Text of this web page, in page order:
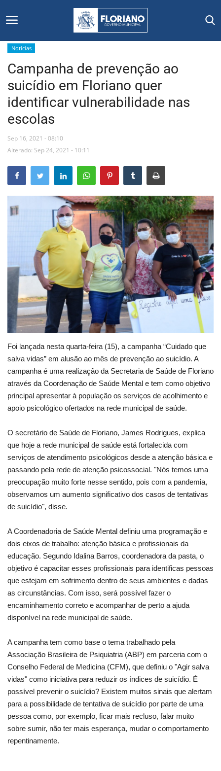
Início
Editais
Floriano
Secretarias e Órgãos
Mural de Licitações
Vídeos
Webmail
Contato
Notícias
Campanha de prevenção ao
suicídio em Floriano quer
identificar vulnerabilidade nas
escolas
Sep 16, 2021 - 08:10
Alterado: Sep 24, 2021 - 10:11
Foi lançada nesta quarta-feira (15), a campanha “Cuidado que
salva vidas” em alusão ao mês de prevenção ao suicídio. A
campanha é uma realização da Secretaria de Saúde de Floriano
através da Coordenação de Saúde Mental e tem como objetivo
principal apresentar à população os serviços de acolhimento e
apoio psicológico ofertados na rede municipal de saúde.
O secretário de Saúde de Floriano, James Rodrigues, explica
que hoje a rede municipal de saúde está fortalecida com
serviços de atendimento psicológicos desde a atenção básica e
passando pela rede de atenção psicossocial. "Nós temos uma
preocupação muito forte nesse sentido, pois com a pandemia,
observamos um aumento significativo dos casos de tentativas
de suicídio", disse.
A Coordenadoria de Saúde Mental definiu uma programação e
dois eixos de trabalho: atenção básica e profissionais da
educação. Segundo Idalina Barros, coordenadora da pasta, o
objetivo é capacitar esses profissionais para identificas pessoas
que estejam em sofrimento dentro de seus ambientes e dadas
as circunstâncias. Com isso, será possível fazer o
encaminhamento correto e acompanhar de perto a ajuda
disponível na rede municipal de saúde.
A campanha tem como base o tema trabalhado pela
Associação Brasileira de Psiquiatria (ABP) em parceria com o
Conselho Federal de Medicina (CFM), que definiu o "Agir salva
vidas" como iniciativa para reduzir os índices de suicídio. É
possível prevenir o suicídio? Existem muitos sinais que alertam
para a possibilidade de tentativa de suicídio por parte de uma
pessoa como, por exemplo, ficar mais recluso, falar muito
sobre sumir, não ter mais esperança, mudar o comportamento
repentinamente.